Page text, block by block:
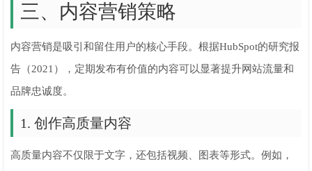
三、内容营销策略
内容营销是吸引和留住用户的核心手段。根据HubSpot的研究报
告（2021），定期发布有价值的内容可以显著提升网站流量和
品牌忠诚度。
1. 创作高质量内容
高质量内容不仅限于文字，还包括视频、图表等形式。例如，